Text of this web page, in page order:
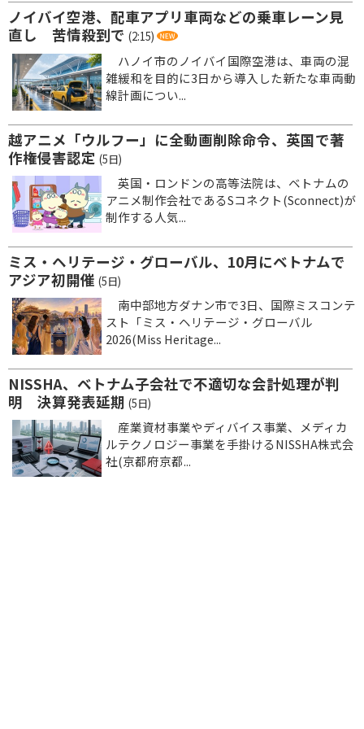
ノイバイ空港、配車アプリ車両などの乗車レーン見
直し 苦情殺到で (2:15)
ハノイ市のノイバイ国際空港は、車両の混
雑緩和を目的に3日から導入した新たな車両動
線計画につい...
越アニメ「ウルフー」に全動画削除命令、英国で著
作権侵害認定 (5日)
英国・ロンドンの高等法院は、ベトナムの
アニメ制作会社であるSコネクト(Sconnect)が
制作する人気...
ミス・ヘリテージ・グローバル、10月にベトナムで
アジア初開催 (5日)
南中部地方ダナン市で3日、国際ミスコンテ
スト「ミス・ヘリテージ・グローバル
2026(Miss Heritage...
NISSHA、ベトナム子会社で不適切な会計処理が判
明 決算発表延期 (5日)
産業資材事業やディバイス事業、メディカ
ルテクノロジー事業を手掛けるNISSHA株式会
社(京都府京都...